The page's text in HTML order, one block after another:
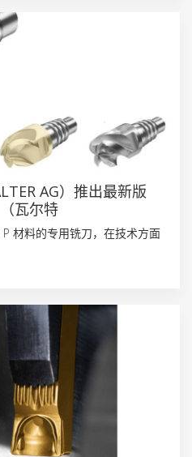
AG）推出最新版
瓦尔特
材料的专用铣刀，在技术方面